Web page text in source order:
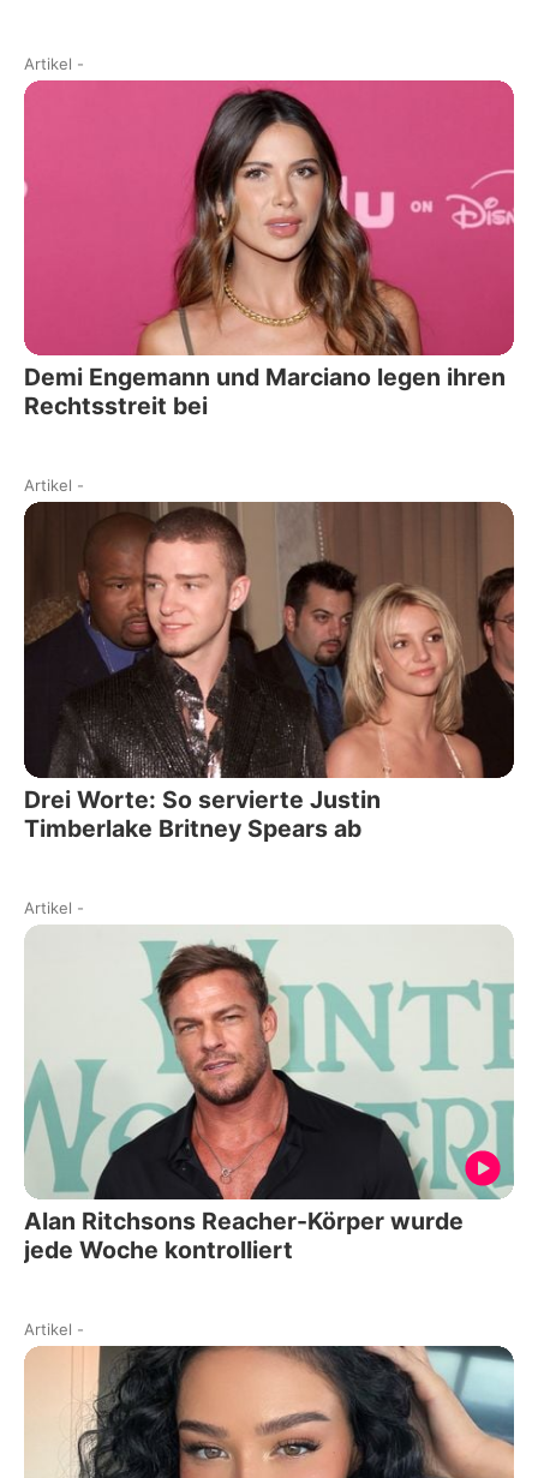
Artikel -
Demi Engemann und Marciano legen ihren
Rechtsstreit bei
Artikel -
Drei Worte: So servierte Justin
Timberlake Britney Spears ab
Artikel -
Alan Ritchsons Reacher-Körper wurde
jede Woche kontrolliert
Artikel -